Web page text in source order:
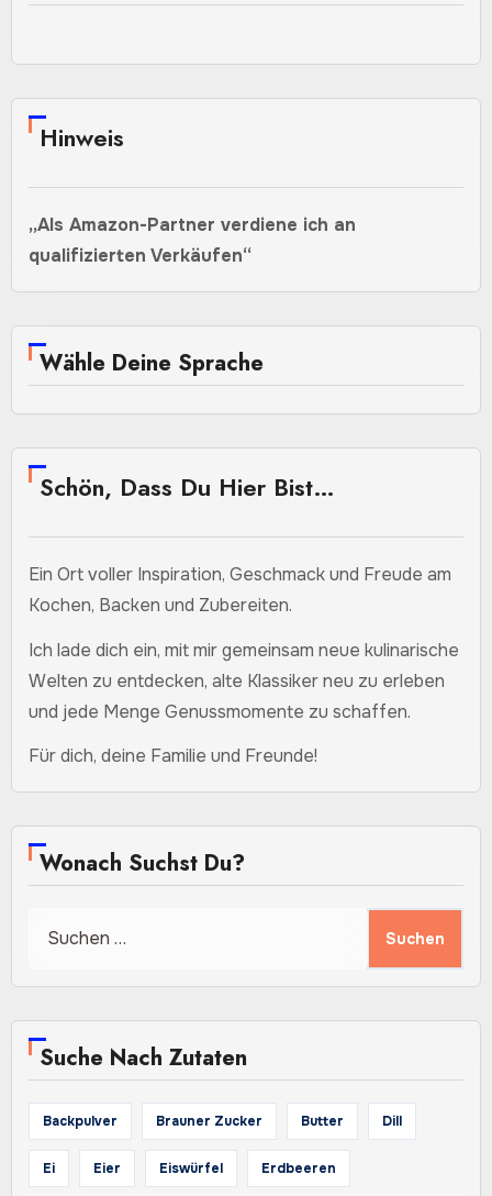
Hinweis
„Als Amazon-Partner verdiene ich an
qualifizierten Verkäufen“
Wähle Deine Sprache
Schön, Dass Du Hier Bist…
Ein Ort voller Inspiration, Geschmack und Freude am
Kochen, Backen und Zubereiten.
Ich lade dich ein, mit mir gemeinsam neue kulinarische
Welten zu entdecken, alte Klassiker neu zu erleben
und jede Menge Genussmomente zu schaffen.
Für dich, deine Familie und Freunde!
Wonach Suchst Du?
Suche Nach Zutaten
Backpulver Brauner Zucker Butter Dill
Ei Eier Eiswürfel Erdbeeren